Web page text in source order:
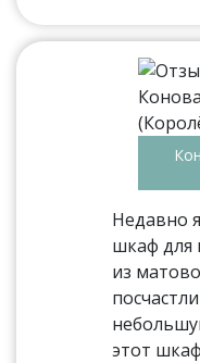
Недавно
шкаф для
из
этот